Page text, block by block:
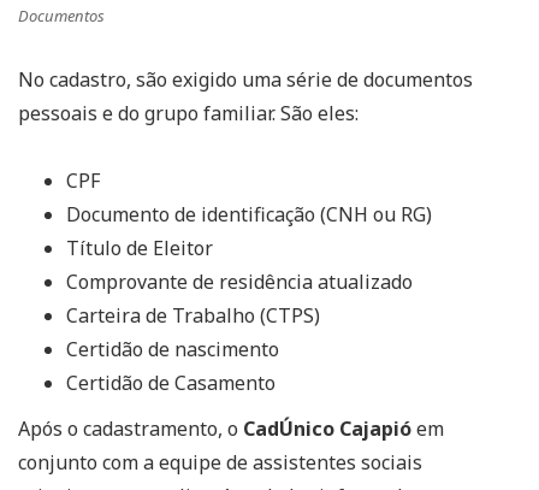
Documentos
No cadastro, são exigido uma série de documentos
pessoais e do grupo familiar. São eles:
CPF
Documento de identificação (CNH ou RG)
Título de Eleitor
Comprovante de residência atualizado
Carteira de Trabalho (CTPS)
Certidão de nascimento
Certidão de Casamento
Após o cadastramento, o CadÚnico Cajapióem
conjunto com a equipe de assistentes sociais